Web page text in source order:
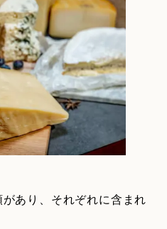
あり、それぞれに含まれ